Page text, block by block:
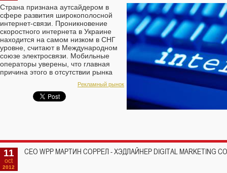
Страна признана аутсайдером в
сфере развития широкополосной
интернет-связи. Проникновение
скоростного интернета в Украине
находится на самом низком в СНГ
уровне, считают в Международном
союзе электросвязи. Мобильные
операторы уверены, что главная
причина этого в отсутствии рынка
Рекламный рынок
11
oct
2012
CEO WPP МАРТИН СОРРЕЛ - ХЭДЛАЙНЕР DIGITAL MARKETING